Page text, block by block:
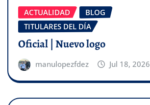
ACTUALIDAD
BLOG
TITULARES DEL DÍA
Oficial | Nuevo logo
manulopezfdez Jul 18, 2026